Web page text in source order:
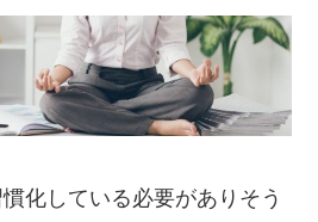
化している必要がありそう